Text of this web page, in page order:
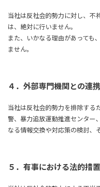
当社は反社会的勢力に対し、不
は、絶対に行いません。
また、いかなる理由があっても
ません。
４．外部専門機関との連
当社は反社会的勢力を排除する
警、暴力追放運動推進センター
なる情報交換や対応策の検討、
５．有事における法的措置